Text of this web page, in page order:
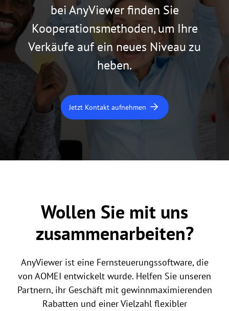
bei AnyViewer finden Sie
Kooperationsmethoden, um Ihre
Verkäufe auf ein neues Niveau zu
heben.
Jetzt Kontakt aufnehmen
Wollen Sie mit uns
zusammenarbeiten?
AnyViewer ist eine Fernsteuerungssoftware, die
von AOMEI entwickelt wurde. Helfen Sie unseren
Partnern, ihr Geschäft mit gewinnmaximierenden
Rabatten und einer Vielzahl flexibler